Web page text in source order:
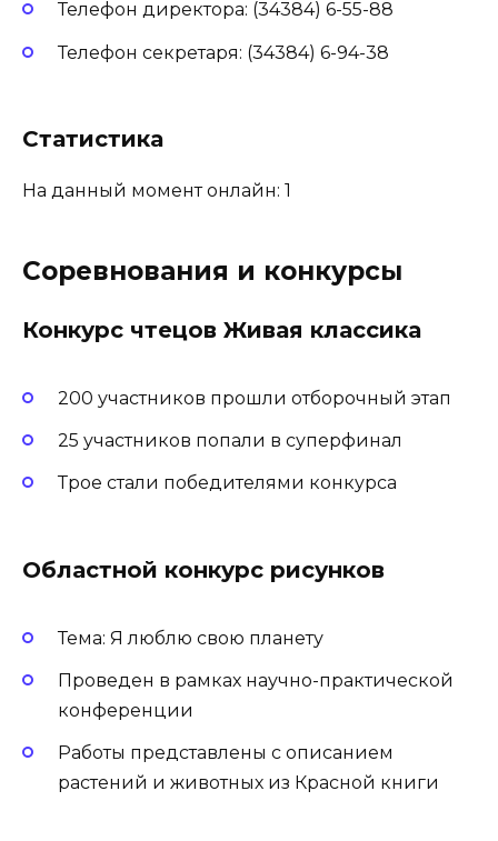
Телефон директора: (34384) 6-55-88
Телефон секретаря: (34384) 6-94-38
Статистика
На данный момент онлайн: 1
Соревнования и конкурсы
Конкурс чтецов Живая классика
200 участников прошли отборочный этап
25 участников попали в суперфинал
Трое стали победителями конкурса
Областной конкурс рисунков
Тема: Я люблю свою планету
Проведен в рамках научно-практической
конференции
Работы представлены с описанием
растений и животных из Красной книги